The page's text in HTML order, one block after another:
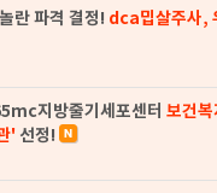
란 파격 결정! dca밉살주사,
지방줄기세포센터 보건복
' 선정!